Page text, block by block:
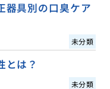
器具別の口臭ケア
未分類
とは？
未分類